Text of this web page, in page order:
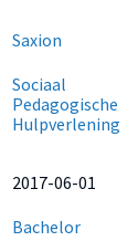
Saxion
Sociaal
Pedagogische
Hulpverlening
2017-06-01
Bachelor